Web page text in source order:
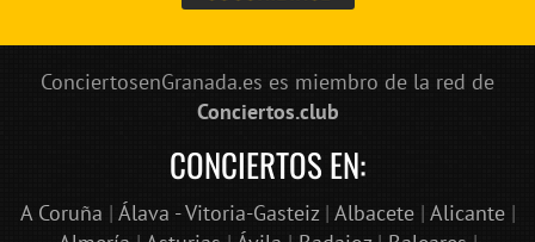
ConciertosenGranada.es es miembro de la red de
Conciertos.club
CONCIERTOS EN:
A Coruña | Álava - Vitoria-Gasteiz| Albacete| Alicante|